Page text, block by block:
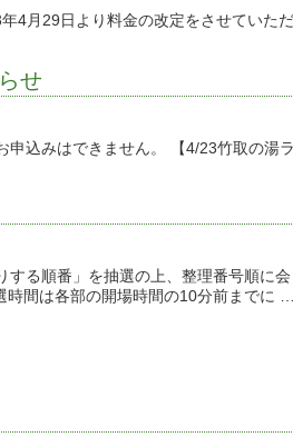
4月29日より料金の改定をさせていただ
せ
込みはできません。 【4/23竹取の湯ラ
る順番」を抽選の上、整理番号順に会
間は各部の開場時間の10分前までに …